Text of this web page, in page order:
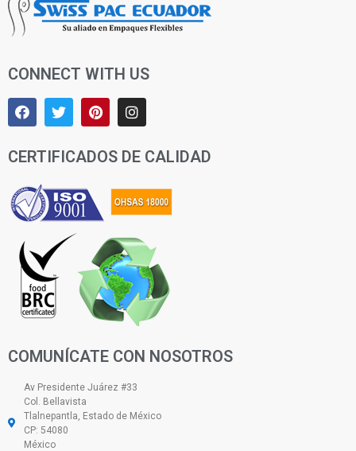
CONNECT WITH US
CERTIFICADOS DE CALIDAD
COMUNÍCATE CON NOSOTROS
Av Presidente Juárez #33
Col. Bellavista
Tlalnepantla, Estado de México
CP: 54080
México